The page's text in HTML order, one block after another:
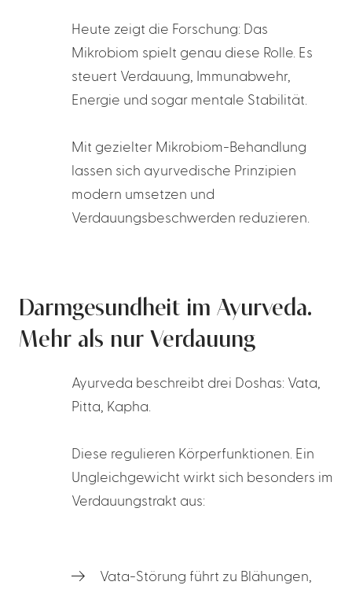
Heute zeigt die Forschung: Das
Mikrobiom spielt genau diese Rolle. Es
steuert Verdauung, Immunabwehr,
Energie und sogar mentale Stabilität.
Mit gezielter Mikrobiom-Behandlung
lassen sich ayurvedische Prinzipien
modern umsetzen und
Verdauungsbeschwerden reduzieren.
Darmgesundheit im Ayurveda.
Mehr als nur Verdauung
Ayurveda beschreibt drei Doshas: Vata,
Pitta, Kapha.
Diese regulieren Körperfunktionen. Ein
Ungleichgewicht wirkt sich besonders im
Verdauungstrakt aus:
Vata-Störung führt zu Blähungen,